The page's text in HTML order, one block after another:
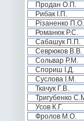
Продан О.П.
Рибак І.П.
Різаненко П.О.
Романюк Р.С.
Сабашук П.П.
Севрюков В.В.
Сольвар Р.М.
Спориш І.Д.
Суслова І.М.
Ткачук Г.В.
Тригубенко
Усов К.Г.
Фролов М.О.